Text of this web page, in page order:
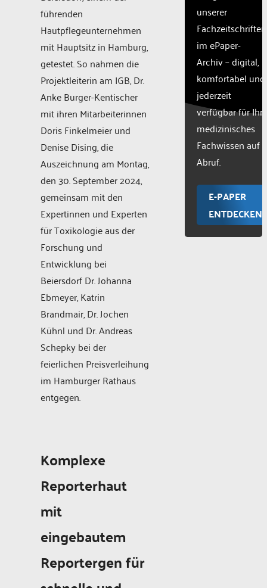
führenden
Hautpflegeunternehmen
mit Hauptsitz in Hamburg,
getestet. So nahmen die
Projektleiterin am IGB, Dr.
Anke Burger-Kentischer
mit ihren Mitarbeiterinnen
Doris Finkelmeier und
Denise Dising, die
Auszeichnung am Montag,
den 30. September 2024,
gemeinsam mit den
Expertinnen und Experten
für Toxikologie aus der
Forschung und
Entwicklung bei
Beiersdorf Dr. Johanna
Ebmeyer, Katrin
Brandmair, Dr. Jochen
Kühnl und Dr. Andreas
Schepky bei der
feierlichen Preisverleihung
im Hamburger Rathaus
entgegen.
Komplexe
Reporterhaut
mit
eingebautem
Reportergen für
unserer
Fachzeitschriften
im ePaper-
Archiv – digital,
komfortabel und
jederzeit
verfügbar für Ihr
medizinisches
Fachwissen auf
Abruf.
E-PAPER
ENTDECKEN